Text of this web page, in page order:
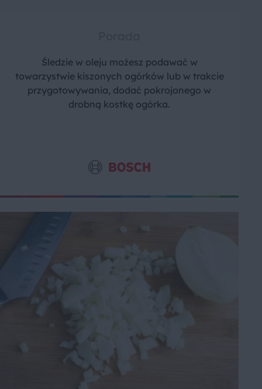
Śledzie w oleju możesz podawać w
towarzystwie kiszonych ogórków lub w trakcie
przygotowywania, dodać pokrojonego w
drobną kostkę ogórka.